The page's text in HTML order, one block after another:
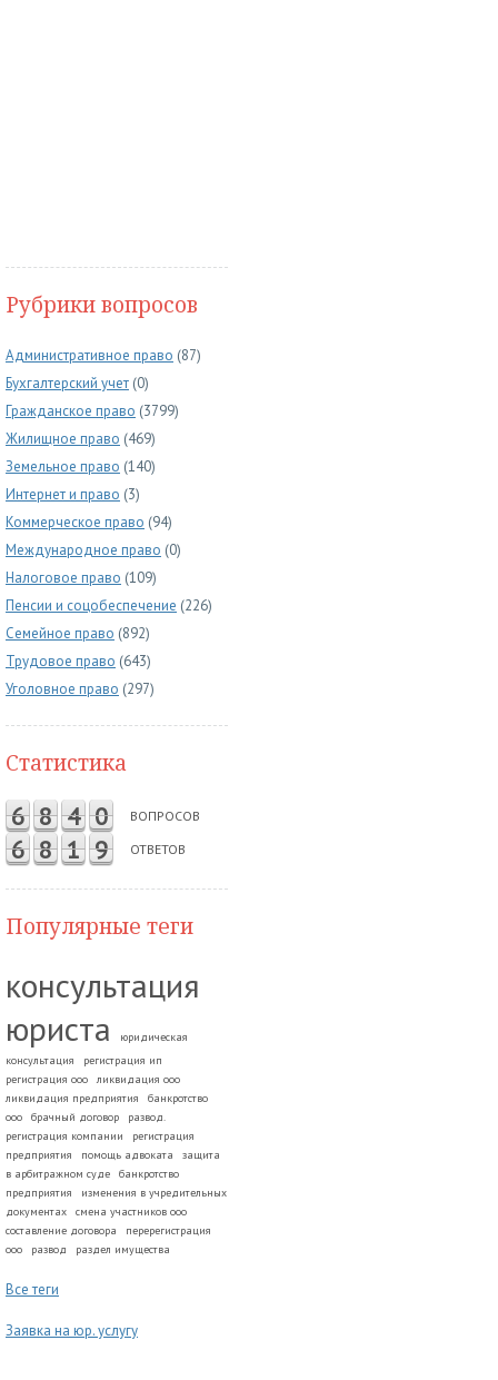
Рубрики вопросов
Административное право (87)
Бухгалтерский учет (0)
Гражданское право (3799)
Жилищное право (469)
Земельное право (140)
Интернет и право (3)
Коммерческое право (94)
Международное право (0)
Налоговое право (109)
Пенсии и соцобеспечение (226)
Семейное право (892)
Трудовое право (643)
Уголовное право (297)
Статистика
6 8 4 0 ВОПРОСОВ
6 8 1 9 ОТВЕТОВ
Популярные теги
консультация
юриста
юридическая
консультация
регистрация ип
регистрация ооо
ликвидация ооо
ликвидация предприятия
банкротство
ооо
брачный договор
развод.
регистрация компании
регистрация
предприятия
помощь адвоката
защита
в арбитражном суде
банкротство
предприятия
изменения в учредительных
документах
смена участников ооо
составление договора
перерегистрация
ооо
развод раздел имущества
Все теги
Заявка на юр. услугу